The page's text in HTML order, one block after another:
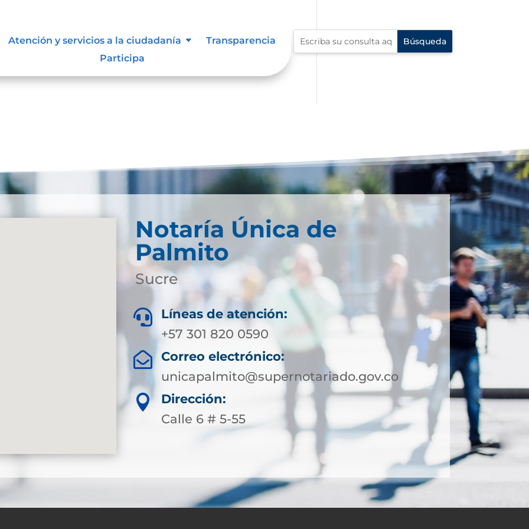
Atención y servicios a la ciudadanía
Transparencia
Participa
y reservada
Notaría Única de
Palmito
Sucre

Líneas de atención:
+57 301 820 0590

Correo electrónico:
unicapalmito@supernotariado.gov.co

Dirección:
Calle 6 # 5-55